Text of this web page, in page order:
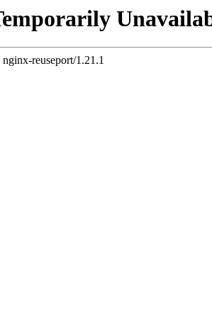
nginx-reuseport/1.21.1